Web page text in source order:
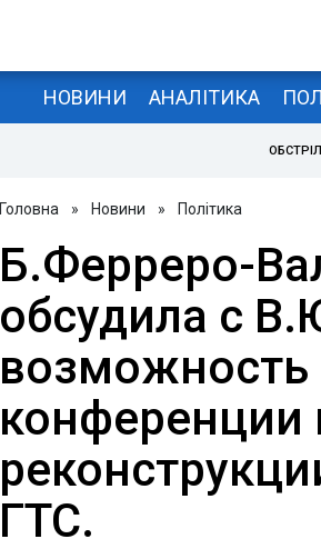
НОВИНИ АНАЛІТИКА
Головна » Новини » Політика
Б.Ферреро-
обсудила с
возможность
конференции
ГТС.